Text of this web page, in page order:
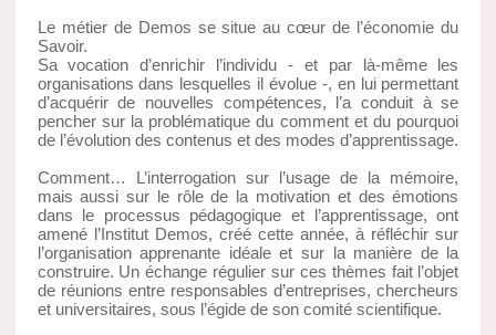
Le métier de Demos se situe au cœur de l’économie du
Savoir.
Sa vocation d’enrichir l’individu - et par là-même les
organisations dans lesquelles il évolue -, en lui permettant
d’acquérir de nouvelles compétences, l’a conduit à se
pencher sur la problématique du comment et du pourquoi
de l’évolution des contenus et des modes d’apprentissage.
Comment… L’interrogation sur l’usage de la mémoire,
mais aussi sur le rôle de la motivation et des émotions
dans le processus pédagogique et l’apprentissage, ont
amené l’Institut Demos, créé cette année, à réfléchir sur
l’organisation apprenante idéale et sur la manière de la
construire. Un échange régulier sur ces thèmes fait l’objet
de réunions entre responsables d’entreprises, chercheurs
et universitaires, sous l’égide de son comité scientifique.